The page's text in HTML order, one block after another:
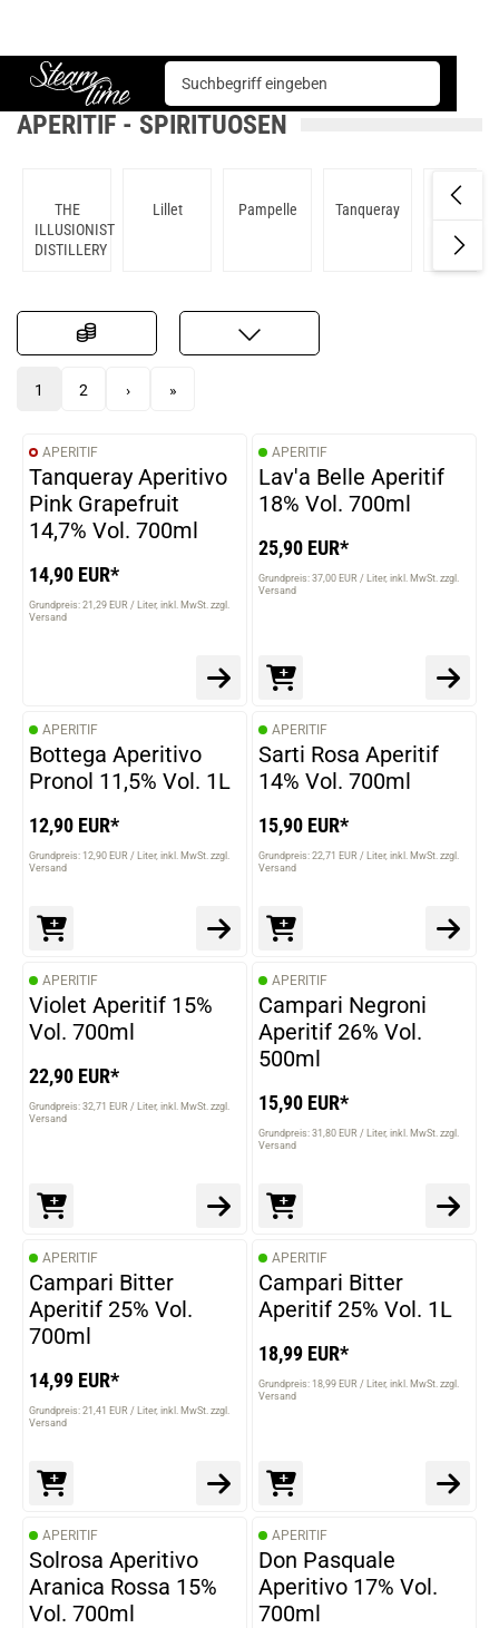
Steam time
Spirituosen Aperitif
APERITIF - SPIRITUOSEN
THE
ILLUSIONIST
DISTILLERY
Lillet Pampelle Tanqueray Bonanto
1 2 › »
APERITIF
Tanqueray Aperitivo
Pink Grapefruit
14,7% Vol. 700ml
14,90 EUR*
Grundpreis: 21,29 EUR / Liter inkl. MwSt. zzgl.
Versand
APERITIF
Lav'a Belle Aperitif
18% Vol. 700ml
25,90 EUR*
Grundpreis: 37,00 EUR / Liter inkl. MwSt. zzgl.
Versand
APERITIF
Bottega Aperitivo
Pronol 11,5% Vol. 1L
12,90 EUR*
Grundpreis: 12,90 EUR / Liter inkl. MwSt. zzgl.
Versand
APERITIF
Sarti Rosa Aperitif
14% Vol. 700ml
15,90 EUR*
Grundpreis: 22,71 EUR / Liter inkl. MwSt. zzgl.
Versand
APERITIF
Violet Aperitif 15%
Vol. 700ml
22,90 EUR*
Grundpreis: 32,71 EUR / Liter inkl. MwSt. zzgl.
Versand
APERITIF
Campari Negroni
Aperitif 26% Vol.
500ml
15,90 EUR*
Grundpreis: 31,80 EUR / Liter inkl. MwSt. zzgl.
Versand
APERITIF
Campari Bitter
Aperitif 25% Vol.
700ml
14,99 EUR*
Grundpreis: 21,41 EUR / Liter inkl. MwSt. zzgl.
Versand
APERITIF
Campari Bitter
Aperitif 25% Vol. 1L
18,99 EUR*
Grundpreis: 18,99 EUR / Liter inkl. MwSt. zzgl.
Versand
APERITIF
Solrosa Aperitivo
Aranica Rossa 15%
Vol. 700ml
APERITIF
Don Pasquale
Aperitivo 17% Vol.
700ml